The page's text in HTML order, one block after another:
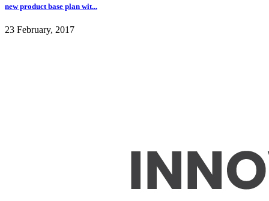
new product base plan wit...
23 February, 2017